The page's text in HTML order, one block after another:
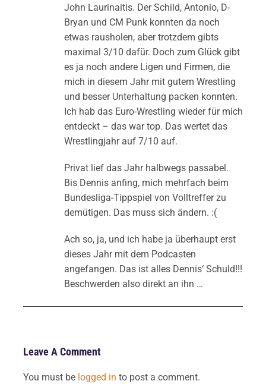
John Laurinaitis. Der Schild, Antonio, D-
Bryan und CM Punk konnten da noch
etwas rausholen, aber trotzdem gibts
maximal 3/10 dafür. Doch zum Glück gibt
es ja noch andere Ligen und Firmen, die
mich in diesem Jahr mit gutem Wrestling
und besser Unterhaltung packen konnten.
Ich hab das Euro-Wrestling wieder für mich
entdeckt – das war top. Das wertet das
Wrestlingjahr auf 7/10 auf.
Privat lief das Jahr halbwegs passabel.
Bis Dennis anfing, mich mehrfach beim
Bundesliga-Tippspiel von Volltreffer zu
demütigen. Das muss sich ändern. :(
Ach so, ja, und ich habe ja überhaupt erst
dieses Jahr mit dem Podcasten
angefangen. Das ist alles Dennis‘ Schuld!!!
Beschwerden also direkt an ihn …
Leave A Comment
You must be logged in to post a comment.